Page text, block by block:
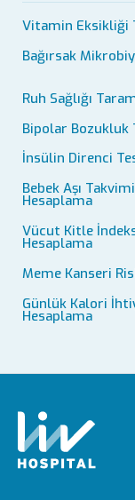
Vitamin Eksikliği
Bağırsak
Ruh Sağlığı
Bipolar Bozukluk
İnsülin Direnci
Bebek Aşı Takvimi
Hesaplama
Vücut Kitle
Hesaplama
Meme Kanseri
Günlük Kalori
Hesaplama